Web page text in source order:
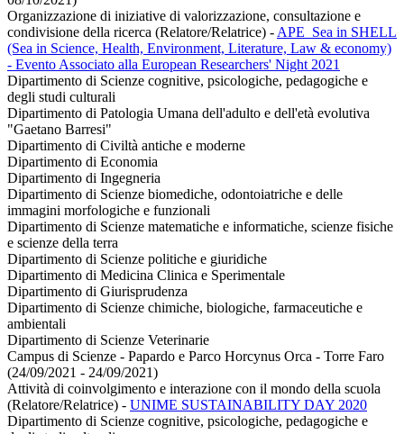
Organizzazione di iniziative di valorizzazione, consultazione e
condivisione della ricerca (Relatore/Relatrice) - APE_Sea in SHELL
(Sea in Science, Health, Environment, Literature, Law & economy)
- Evento Associato alla European Researchers' Night 2021
Dipartimento di Scienze cognitive, psicologiche, pedagogiche e
degli studi culturali
Dipartimento di Patologia Umana dell'adulto e dell'età evolutiva
"Gaetano Barresi"
Dipartimento di Civiltà antiche e moderne
Dipartimento di Economia
Dipartimento di Ingegneria
Dipartimento di Scienze biomediche, odontoiatriche e delle
immagini morfologiche e funzionali
Dipartimento di Scienze matematiche e informatiche, scienze fisiche
e scienze della terra
Dipartimento di Scienze politiche e giuridiche
Dipartimento di Medicina Clinica e Sperimentale
Dipartimento di Giurisprudenza
Dipartimento di Scienze chimiche, biologiche, farmaceutiche e
ambientali
Dipartimento di Scienze Veterinarie
Campus di Scienze - Papardo e Parco Horcynus Orca - Torre Faro
(24/09/2021 - 24/09/2021)
Attività di coinvolgimento e interazione con il mondo della scuola
(Relatore/Relatrice) - UNIME SUSTAINABILITY DAY 2020
Dipartimento di Scienze cognitive, psicologiche, pedagogiche e